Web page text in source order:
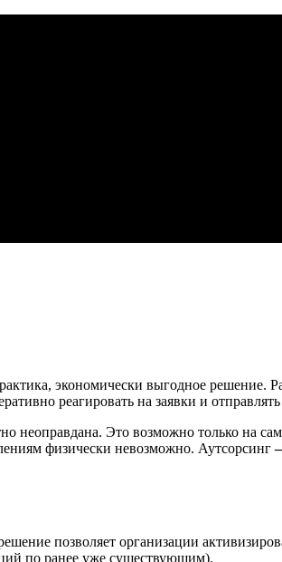
экономически выгодное решение.
реагировать на заявки и
неоправдана. Это возможно только на
физически невозможно. Аутсорсинг–
позволяет организации
по ранее уже существующим).